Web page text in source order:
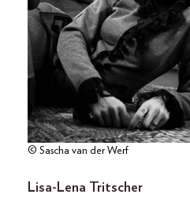
© Sascha van der Werf
Lisa-Lena Tritscher